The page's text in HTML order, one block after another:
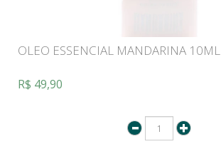
OLEO ESSENCIAL MANDARINA 10ML
R$ 49,90